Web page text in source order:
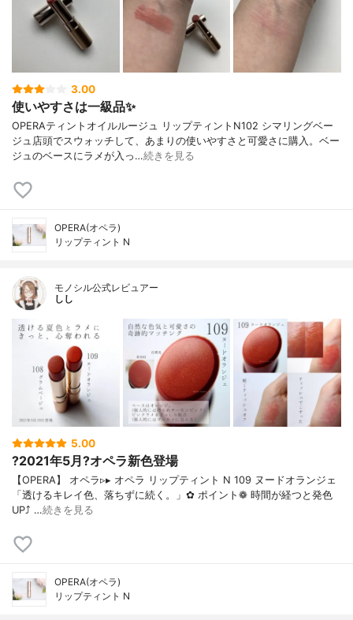
3.00
使いやすさは一級品✨
OPERAティントオイルルージュ リップティントN102 シマリングベー
ジュ店頭でスウォッチして、あまりの使いやすさと可愛さに購入。ベー
ジュのベースにラメが入っ…続きを見る
OPERA(オペラ)
リップティント N
モノシル公式レビュアー
しし
5.00
?2021年5月?オペラ新色登場
【OPERA】 オペラ▹▸ オペラ リップティント N 109 ヌードオランジェ
「透けるキレイ色、落ちずに続く。」✿ ポイント❁︎ 時間が経つと発色
UP⤴ …続きを見る
OPERA(オペラ)
リップティント N